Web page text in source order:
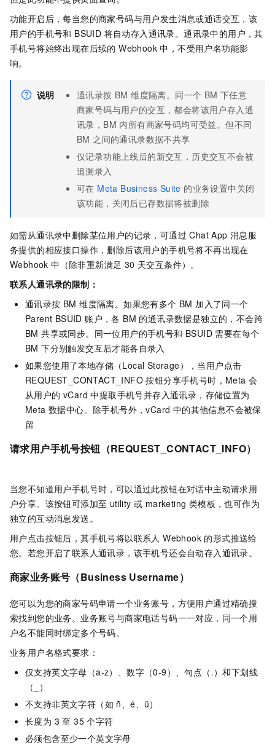
功能开启后，每当您的商家号码与用户发生消息或通话交互，该
用户的手机号和 BSUID 将自动存入通讯录。通讯录中的用户，其
手机号将始终出现在后续的 Webhook 中，不受用户名功能影
响。
说明
通讯录按 BM 维度隔离。同一个 BM 下任意
商家号码与用户的交互，都会将该用户存入通
讯录，BM 内所有商家号码均可受益。但不同
BM 之间的通讯录数据不共享
仅记录功能上线后的新交互，历史交互不会被
追溯录入
可在 Meta Business Suite 的业务设置中关闭
该功能，关闭后已存数据将被删除
如需从通讯录中删除某位用户的记录，可通过 Chat App 消息服
务提供的相应接口操作，删除后该用户的手机号将不再出现在
Webhook 中（除非重新满足 30 天交互条件）。
联系人通讯录的限制：
通讯录按 BM 维度隔离。如果您有多个 BM 加入了同一个
Parent BSUID 账户，各 BM 的通讯录数据是独立的，不会跨
BM 共享或同步。同一位用户的手机号和 BSUID 需要在每个
BM 下分别触发交互后才能各自录入
如果您使用了本地存储（Local Storage），当用户点击
REQUEST_CONTACT_INFO 按钮分享手机号时，Meta 会
从用户的 vCard 中提取手机号并存入通讯录，存储位置为
Meta 数据中心。除手机号外，vCard 中的其他信息不会被保
留
请求用户手机号按钮（REQUEST_CONTACT_INFO）
当您不知道用户手机号时，可以通过此按钮在对话中主动请求用
户分享。该按钮可添加至 utility 或 marketing 类模板，也可作为
独立的互动消息发送。
用户点击按钮后，其手机号将以联系人 Webhook 的形式推送给
您。若您开启了联系人通讯录，该手机号还会自动存入通讯录。
商家业务账号（Business Username）
您可以为您的商家号码申请一个业务账号，方便用户通过精确搜
索找到您的业务。业务账号与商家电话号码一一对应，同一个用
户名不能同时绑定多个号码。
业务用户名格式要求：
仅支持英文字母（a-z）、数字（0-9）、句点（.）和下划线
（_）
不支持非英文字符（如 ñ、é、ü）
长度为 3 至 35 个字符
必须包含至少一个英文字母